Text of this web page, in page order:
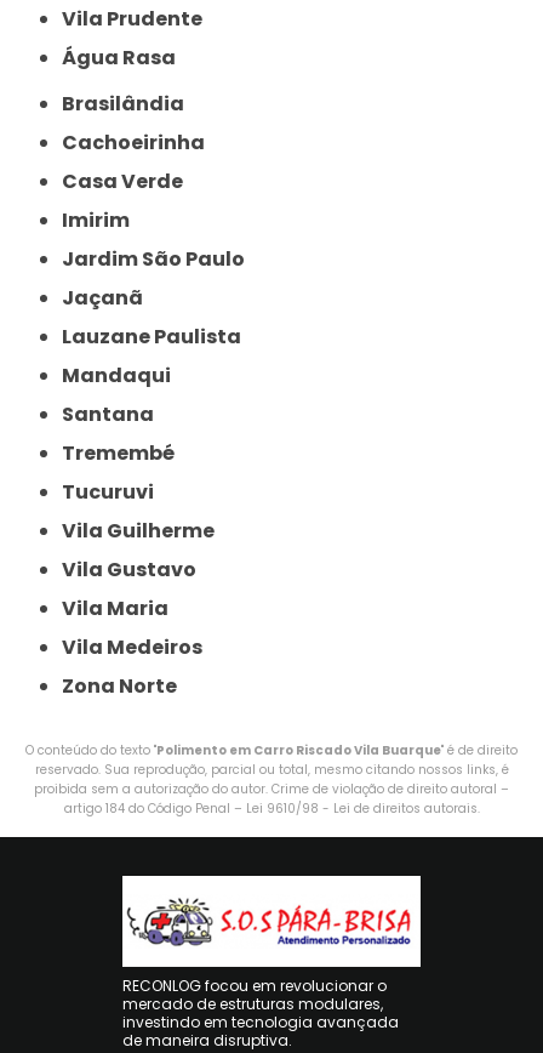
Vila Prudente
Água Rasa
Brasilândia
Cachoeirinha
Casa Verde
Imirim
Jardim São Paulo
Jaçanã
Lauzane Paulista
Mandaqui
Santana
Tremembé
Tucuruvi
Vila Guilherme
Vila Gustavo
Vila Maria
Vila Medeiros
Zona Norte
O conteúdo do texto "Polimento em Carro Riscado Vila Buarque" é de direito
reservado. Sua reprodução, parcial ou total, mesmo citando nossos links, é
proibida sem a autorização do autor. Crime de violação de direito autoral –
artigo 184 do Código Penal – Lei 9610/98 - Lei de direitos autorais.
RECONLOG focou em revolucionar o
mercado de estruturas modulares,
investindo em tecnologia avançada
de maneira disruptiva.